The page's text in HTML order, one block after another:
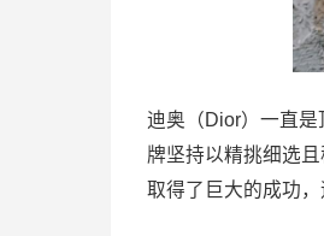
迪奥（Dior）一直
牌坚持以精挑细选
取得了巨大的成功